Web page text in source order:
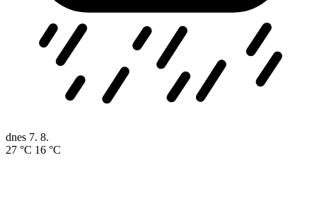
dnes 7. 8.
27 °C 16 °C